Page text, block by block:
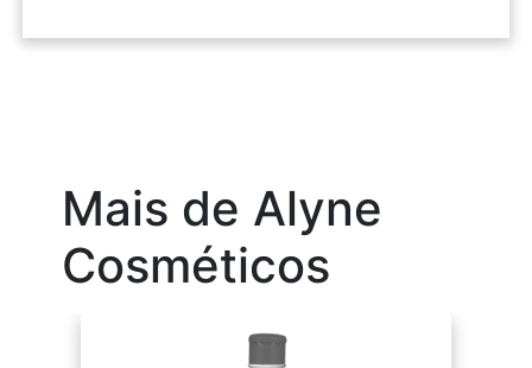
Mais de Alyne
Cosméticos